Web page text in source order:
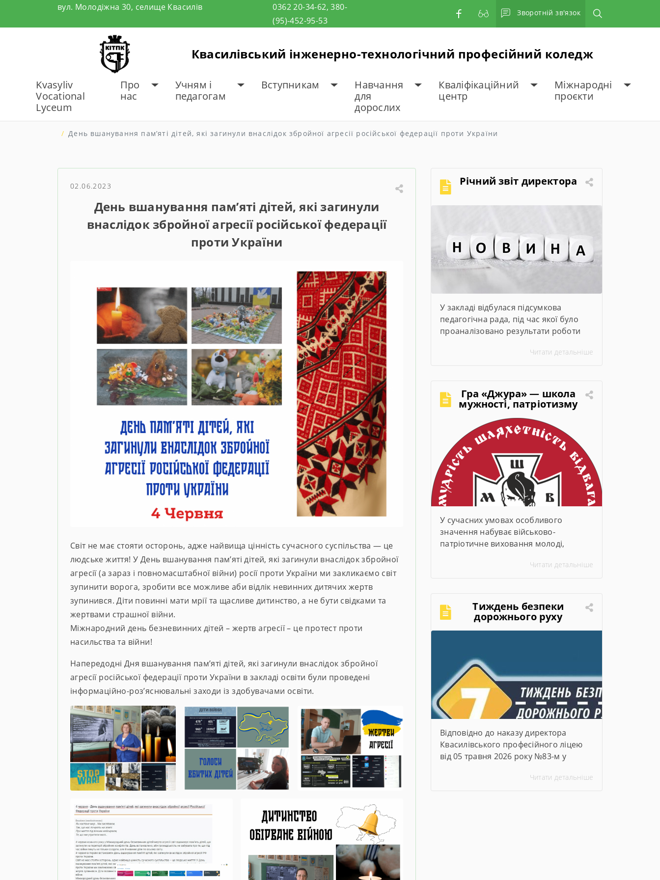
вул. Молодіжна 30, селище Квасилів
0362 20-34-62, 380-
(95)-452-95-53
Зворотній зв'язок
Квасилівський інженерно-технологічний професійний коледж
Kvasyliv
Vocational
Lyceum
Про
нас
Учням і
педагогам
Вступникам
Навчання
для
дорослих
Кваліфікаційний
центр
Міжнародні
проєкти
День вшанування пам’яті дітей, які загинули внаслідок збройної агресії російської федерації проти України
02.06.2023
День вшанування пам’яті дітей, які загинули
внаслідок збройної агресії російської федерації
проти України
Світ не має стояти осторонь, адже найвища цінність сучасного суспільства — це
людське життя! У День вшанування пам’яті дітей, які загинули внаслідок збройної
агресії (а зараз і повномасштабної війни) росії проти України ми закликаємо світ
зупинити ворога, зробити все можливе аби відлік невинних дитячих жертв
зупинився. Діти повинні мати мрії та щасливе дитинство, а не бути свідками та
жертвами страшної війни.
Міжнародний день безневинних дітей – жертв агресії – це протест проти
насильства та війни!
Напередодні Дня вшанування пам’яті дітей, які загинули внаслідок збройної
агресії російської федерації проти України в закладі освіти були проведені
інформаційно-роз’яснювальні заходи із здобувачами освіти.
Річний звіт директора
У закладі відбулася підсумкова
педагогічна рада, під час якої було
проаналізовано результати роботи
навчальний рік. Директор закладу
організації освітнього процесу та
визначили пріоритетні завдання на
2026–2027 навчальний рік.
Читати детальніше
Гра «Джура» — школа
мужності, патріотизму
та лідерства
У сучасних умовах особливого
значення набуває військово-
патріотичне виховання молоді,
до України, поваги до її історії,
дитячо-юнацька військово-
патріотична гра «Джура» стала
важливою складовою національного
«Джура» об’єднує дітей та молодь
навколо українських цінностей,
козацьких традицій, командної
роботи […]
Читати детальніше
Тиждень безпеки
дорожнього руху
Відповідно до наказу директора
Квасилівського професійного ліцею
від 05 травня 2026 року №83-м у
проведено Тиждень безпекиЧитати детальніше